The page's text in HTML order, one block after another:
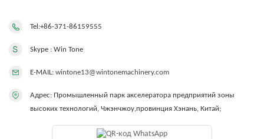
Tel:+86-371-86159555
Skype : Win Tone
E-MAIL: wintone13@wintonemachinery.com
Адрес: Промышленный парк акселератора предприятий зоны
высоких технологий, Чжэнчжоу,провинция Хэнань, Китай;